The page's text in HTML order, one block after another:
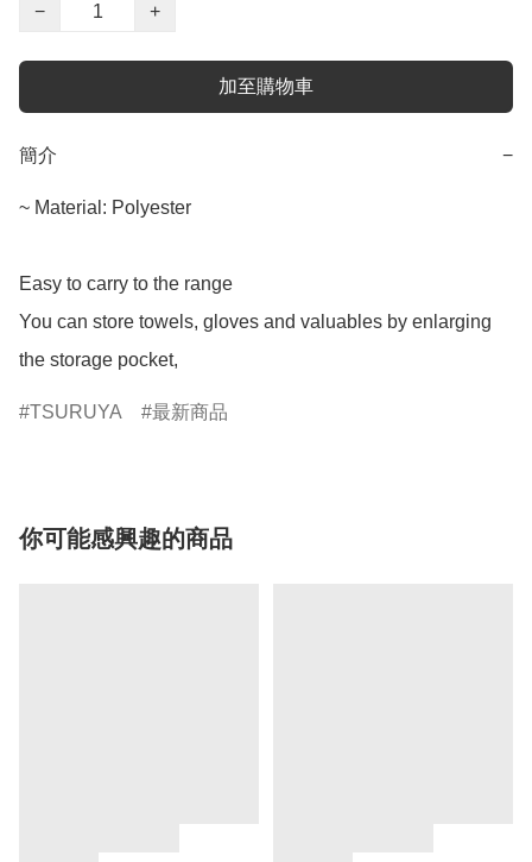
−
+
加至購物車
簡介 −
~ Material: Polyester
Easy to carry to the range
You can store towels, gloves and valuables by enlarging
TSURUYA 最新商品
你可能感興趣的商品